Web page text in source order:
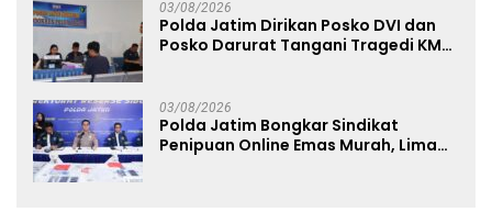
03/08/2026
Polda Jatim Dirikan Posko DVI dan
Posko Darurat Tangani Tragedi KMP
03/08/2026
Polda Jatim Bongkar Sindikat
Penipuan Online Emas Murah, Lima